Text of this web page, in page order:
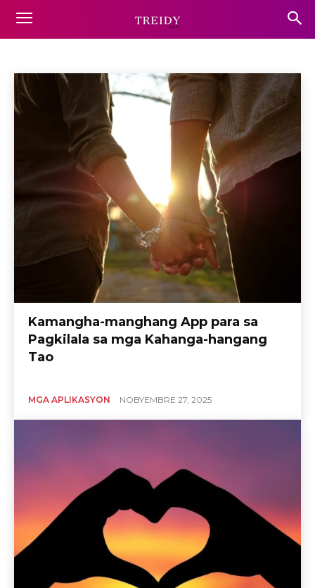
MGA APLIKASYON
Kamangha-manghang App para sa
Pagkilala sa mga Kahanga-hangang
Tao
MGA APLIKASYON NOBYEMBRE 27, 2025